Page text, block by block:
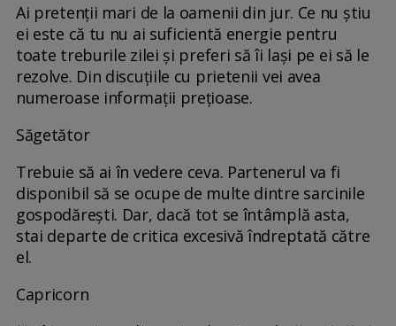
Ai pretenții mari de la oamenii din jur. Ce nu știu
ei este că tu nu ai suficientă energie pentru
toate treburile zilei și preferi să îi lași pe ei să le
rezolve. Din discuțiile cu prietenii vei avea
numeroase informații prețioase.
Săgetător
Trebuie să ai în vedere ceva. Partenerul va fi
disponibil să se ocupe de multe dintre sarcinile
gospodărești. Dar, dacă tot se întâmplă asta,
stai departe de critica excesivă îndreptată către
el.
Capricorn